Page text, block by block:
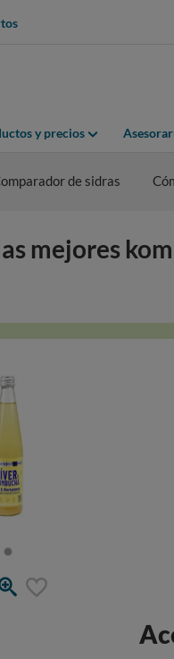
y precios
de sidras
mejores